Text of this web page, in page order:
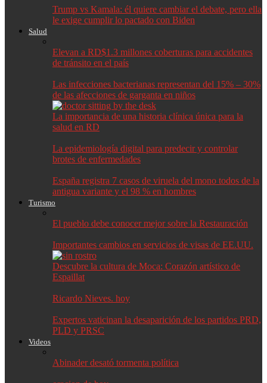
Trump vs Kamala: él quiere cambiar el debate, pero ella
le exige cumplir lo pactado con Biden
Salud
Elevan a RD$1.3 millones coberturas para accidentes
de tránsito en el país
Las infecciones bacterianas representan del 15% – 30%
de las afecciones de garganta en niños
La importancia de una historia clínica única para la
salud en RD
La epidemiología digital para predecir y controlar
brotes de enfermedades
España registra 7 casos de viruela del mono todos de la
antigua variante y el 98 % en hombres
Turismo
El pueblo debe conocer mejor sobre la Restauración
Importantes cambios en servicios de visas de EE.UU.
Descubre la cultura de Moca: Corazón artístico de
Espaillat
Ricardo Nieves. hoy
Expertos vaticinan la desaparición de los partidos PRD,
PLD y PRSC
Videos
Abinader desató tormenta política